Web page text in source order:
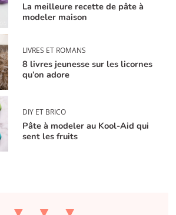
La meilleure recette de pâte à
modeler maison
LIVRES ET ROMANS
8 livres jeunesse sur les licornes
qu’on adore
DIY ET BRICO
Pâte à modeler au Kool-Aid qui
sent les fruits